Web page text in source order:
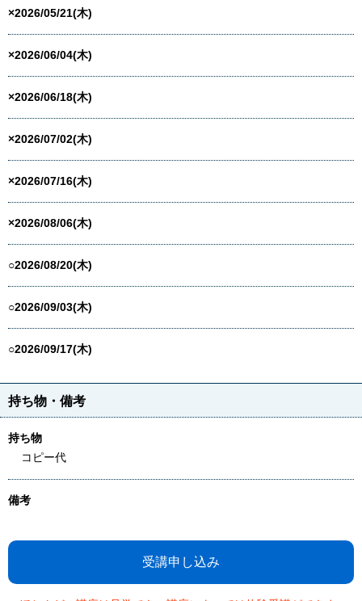
×2026/05/21(木)
×2026/06/04(木)
×2026/06/18(木)
×2026/07/02(木)
×2026/07/16(木)
×2026/08/06(木)
○2026/08/20(木)
○2026/09/03(木)
○2026/09/17(木)
持ち物・備考
持ち物
コピー代
備考
受講申し込み